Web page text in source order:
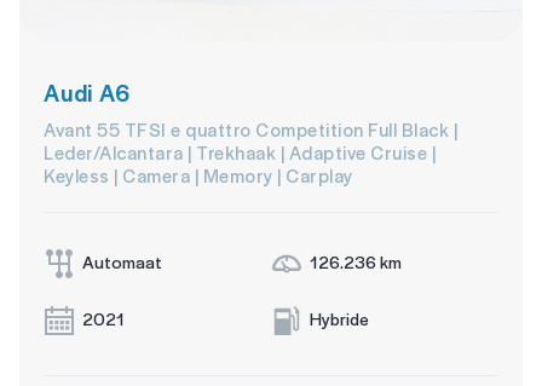
Audi A6
Avant 55 TFSI e quattro Competition Full Black |
Leder/Alcantara | Trekhaak | Adaptive Cruise |
Keyless | Camera | Memory | Carplay
Automaat 126.236 km
2021 Hybride